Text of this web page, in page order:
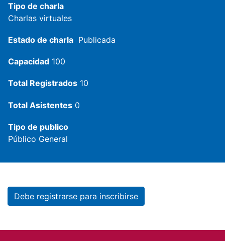
Tipo de charla
Charlas virtuales
Estado de charla Publicada
Capacidad 100
Total Registrados 10
Total Asistentes 0
Tipo de publico
Público General
Debe registrarse para inscribirse